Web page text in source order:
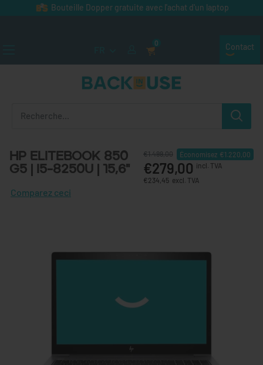
Passer au contenuBouteille Dopper gratuite avec l'achat d'un laptop
Back in Use
0 Contact
HP EliteBook 850
G5 | i5-8250U | 15,6"
€1.499,00 Économisez €1.220,00
€279,00 incl. TVA
€234,45 excl. TVA
Comparez ceci